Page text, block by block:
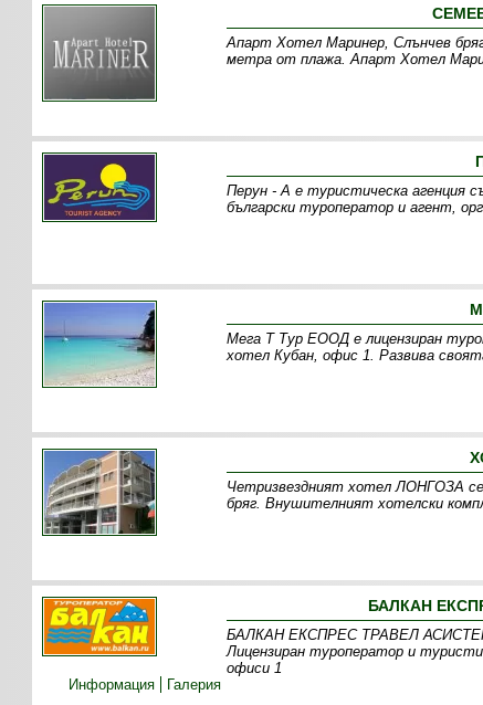
Апарт Хотел Маринер, Слънчев
метра от плажа. Апарт Хотел
Перун - А е туристическа агенция
български туроператор и агент,
Мега Т Тур ЕООД е лицензиран
хотел Кубан, офис 1. Развива
Четризвездният хотел ЛОНГОЗА
бряг. Внушителният хотелски
БАЛКАН
БАЛКАН ЕКСПРЕС ТРАВЕЛ
Лицензиран туроператор и
офиси 1
Информация
Галерия